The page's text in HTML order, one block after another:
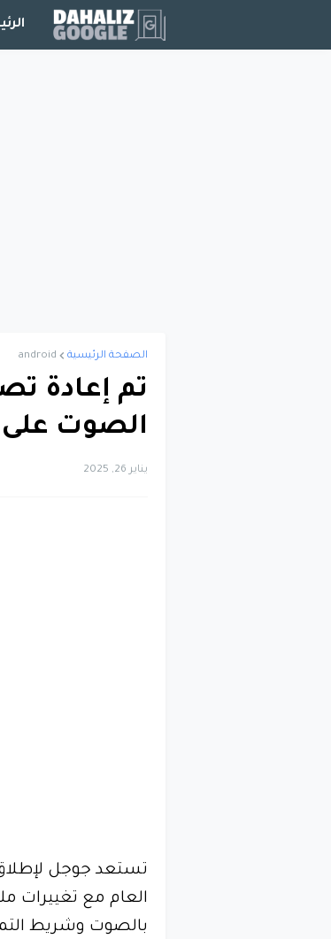
الصفحة الرئيسية android
تم إعادة
الصوت على
يناير 26, 2025
العام مع تغييرات
بالصوت وشريط